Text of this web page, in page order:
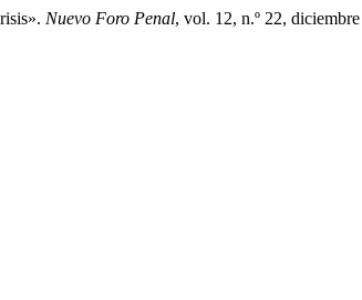
Nuevo Foro Penal, vol. 12, n.º 22,